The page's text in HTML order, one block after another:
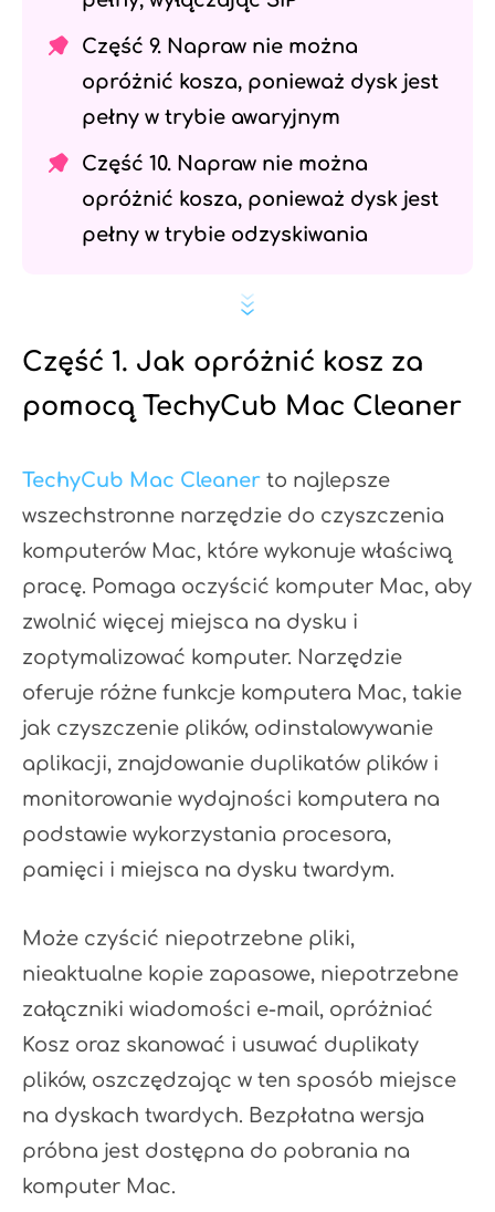
Część 9. Napraw nie można
opróżnić kosza, ponieważ dysk jest
pełny w trybie awaryjnym
Część 10. Napraw nie można
opróżnić kosza, ponieważ dysk jest
pełny w trybie odzyskiwania
Część 1. Jak opróżnić kosz za
pomocą TechyCub Mac Cleaner
TechyCub Mac Cleaner to najlepsze
wszechstronne narzędzie do czyszczenia
komputerów Mac, które wykonuje właściwą
pracę. Pomaga oczyścić komputer Mac, aby
zwolnić więcej miejsca na dysku i
zoptymalizować komputer. Narzędzie
oferuje różne funkcje komputera Mac, takie
jak czyszczenie plików, odinstalowywanie
aplikacji, znajdowanie duplikatów plików i
monitorowanie wydajności komputera na
podstawie wykorzystania procesora,
pamięci i miejsca na dysku twardym.
Może czyścić niepotrzebne pliki,
nieaktualne kopie zapasowe, niepotrzebne
załączniki wiadomości e-mail, opróżniać
Kosz oraz skanować i usuwać duplikaty
plików, oszczędzając w ten sposób miejsce
na dyskach twardych. Bezpłatna wersja
próbna jest dostępna do pobrania na
komputer Mac.